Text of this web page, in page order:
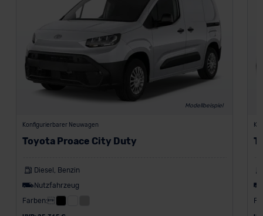
Modellbeispiel
Konfigurierbarer Neuwagen
Toyota Proace City Duty
Diesel, Benzin
Nutzfahrzeug
Farben: